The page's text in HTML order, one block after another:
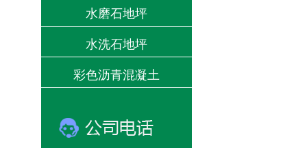
水磨石地坪
水洗石地坪
彩色沥青混凝土